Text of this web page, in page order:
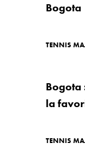
Bogota
TENNIS
Bogota
la
TENNIS